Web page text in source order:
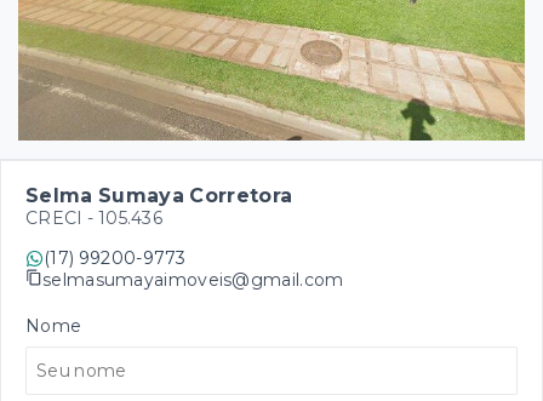
Selma Sumaya Corretora
CRECI - 105.436
(17) 99200-9773
selmasumayaimoveis@gmail.com
Nome